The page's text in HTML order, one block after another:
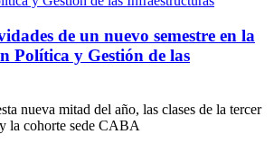
de un nuevo semestre en la
Política y Gestión de las
nueva mitad del año, las clases de la tercer
la cohorte sede CABA